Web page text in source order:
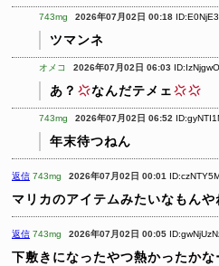
743mg 2026年07月02日 00:18
ツマンネ
オメコ 2026年07月02日 06:03
あ？ なんだテメェ
743mg 2026年07月02日 06:52
年末待つねん
返信 743mg 2026年07月02日 00:01
マリカのアイテムみたいなもんや
返信 743mg 2026年07月02日 00:05
下敷きになったやつ熱かったかな